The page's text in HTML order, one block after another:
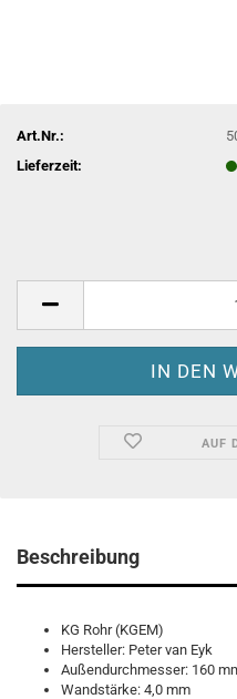
Art.Nr.:
Lieferzeit:
AUF
Beschreibung
KG Rohr (KGEM)
Hersteller: Peter van Eyk
Außendurchmesser: 160
Wandstärke: 4,0 mm